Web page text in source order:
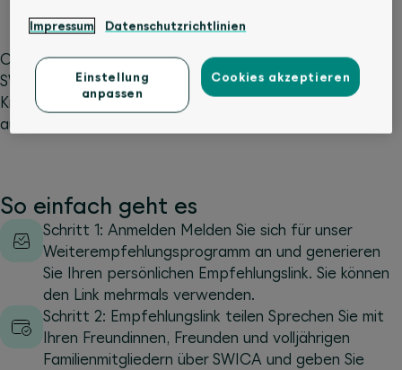
Ob Comparis, bonus.ch, AmPuls oder moneyland.ch –
SWICA erzielt im Vergleich unter den Schweizer
Krankenversicherungen Jahr für Jahr den 1. Platz für den
ausgezeichneten Service (
So einfach geht es
Schritt 1: Anmelden Melden Sie sich für unser
Weiter­empfeh­lungs­prog­ramm an und generieren
Sie Ihren persönlichen Emp­fehlungs­link. Sie können
den Link mehrmals verwenden.
Schritt 2: Empfehlungslink teilen Sprechen Sie mit
Ihren Freundinnen, Freunden und volljährigen
Familien­mit­gliedern über SWICA und geben Sie
Impressum Datenschutzrichtlinien
Einstellung
anpassen
Cookies akzeptieren